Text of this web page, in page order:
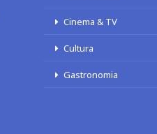
Cinema & TV
Cultura
Gastronomia